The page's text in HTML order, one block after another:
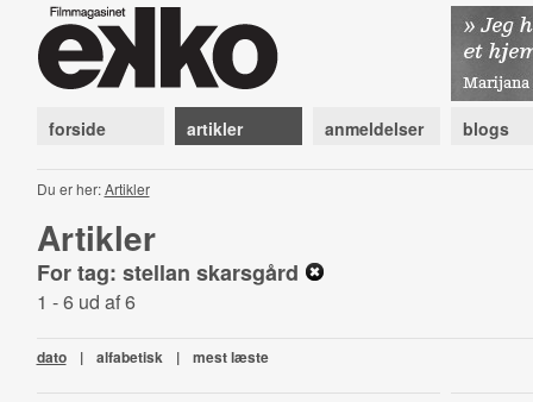
forside artikler anmeldelser blogs
Du er her:Artikler
Artikler
For tag: stellan skarsgård
1 - 6 ud af 6
dato | alfabetisk | mest læste